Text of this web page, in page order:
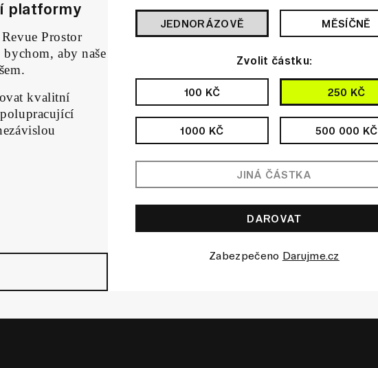
platformy
Prostor
aby naše
kvalitní
JEDNORÁZOVĚ MĚSÍČNĚ
Zvolit částku:
100 KČ 250 KČ
1000 KČ 500 000 KČ
Zabezpečeno Darujme.cz